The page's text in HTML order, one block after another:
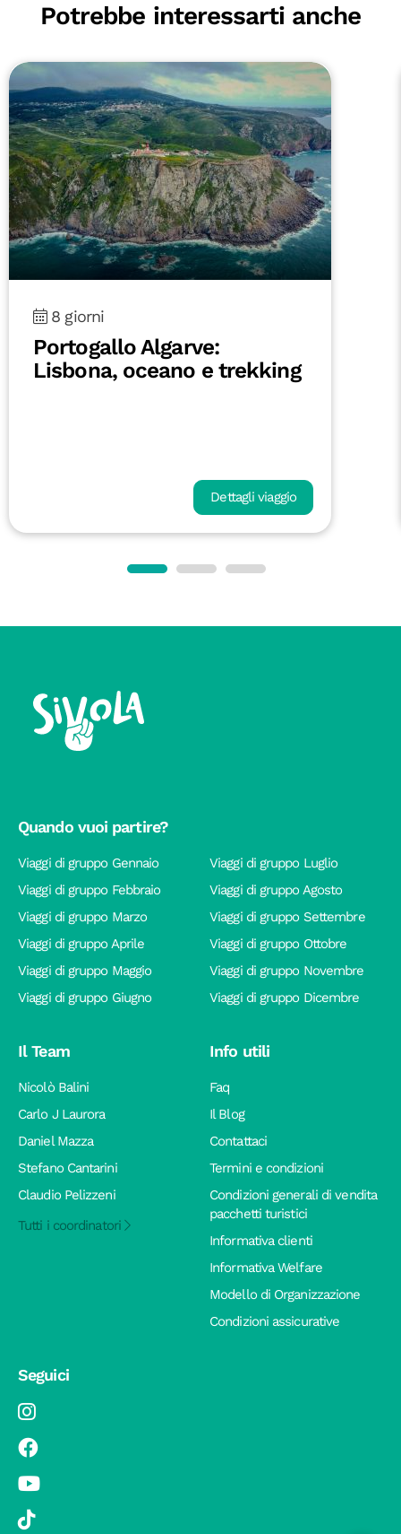
Potrebbe interessarti anche
8 giorni
Portogallo Algarve:
Lisbona, oceano e trekking
Dettagli viaggio
Quando vuoi partire?
Viaggi di gruppo Gennaio
Viaggi di gruppo Febbraio
Viaggi di gruppo Marzo
Viaggi di gruppo Aprile
Viaggi di gruppo Maggio
Viaggi di gruppo Giugno
Viaggi di gruppo Luglio
Viaggi di gruppo Agosto
Viaggi di gruppo Settembre
Viaggi di gruppo Ottobre
Viaggi di gruppo Novembre
Viaggi di gruppo Dicembre
Il Team
Nicolò Balini
Carlo J Laurora
Daniel Mazza
Stefano Cantarini
Claudio Pelizzeni
Tutti i coordinatori
Info utili
Faq
Il Blog
Contattaci
Termini e condizioni
Condizioni generali di vendita
pacchetti turistici
Informativa clienti
Informativa Welfare
Modello di Organizzazione
Condizioni assicurative
Seguici